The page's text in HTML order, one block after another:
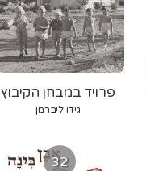
פרויד במבחן הקיבוץ
גידו ליברמן
32